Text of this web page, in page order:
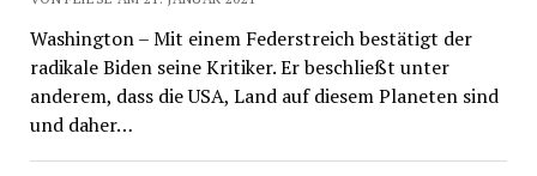
Washington – Mit einem Federstreich bestätigt der
radikale Biden seine Kritiker. Er beschließt unter
anderem, dass die USA, Land auf diesem Planeten sind
und daher…